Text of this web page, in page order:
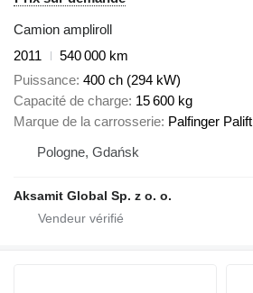
Camion ampliroll
2011
540 000 km
Puissance 400 ch (294 kW)
Capacité de charge 15 600 kg
Marque de la carrosserie Palfinger Palift
Pologne, Gdańsk
Aksamit Global Sp. z o. o.